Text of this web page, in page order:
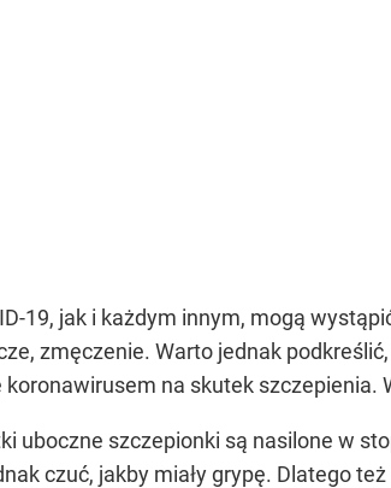
19, jak i każdym innym, mogą
zmęczenie. Warto jednak
koronawirusem na skutek
uboczne szczepionki są nasilone w
czuć, jakby miały grypę. Dlatego